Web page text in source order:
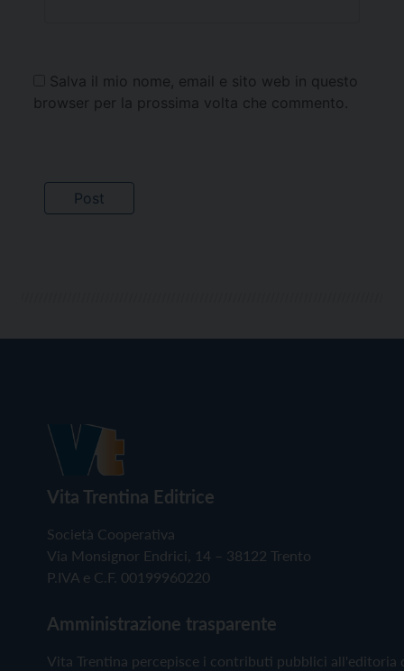
Salva il mio nome, email e sito web in questo
browser per la prossima volta che commento.
Vita Trentina Editrice
Società Cooperativa
Via Monsignor Endrici, 14 – 38122 Trento
P.IVA e C.F. 00199960220
Amministrazione trasparente
Vita Trentina percepisce i contributi pubblici all'editoria